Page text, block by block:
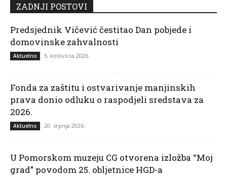
ZADNJI POSTOVI
Predsjednik Vičević čestitao Dan pobjede i
domovinske zahvalnosti
Aktuelno 5. kolovoza 2026.
Fonda za zaštitu i ostvarivanje manjinskih
prava donio odluku o raspodjeli sredstava za
2026.
Aktuelno 20. srpnja 2026.
U Pomorskom muzeju CG otvorena izložba “Moj
grad” povodom 25. obljetnice HGD-a